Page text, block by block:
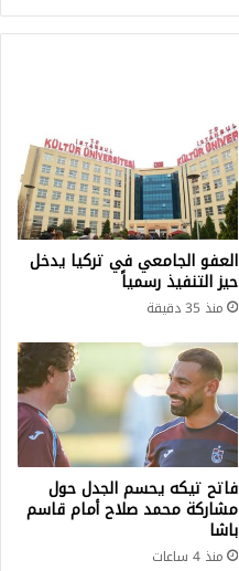
العفو الجامعي في تركيا يدخل
حيز التنفيذ رسمياً
منذ 35 دقيقة
فاتح تيكه يحسم الجدل حول
مشاركة محمد صلاح أمام قاسم
باشا
منذ 4 ساعات